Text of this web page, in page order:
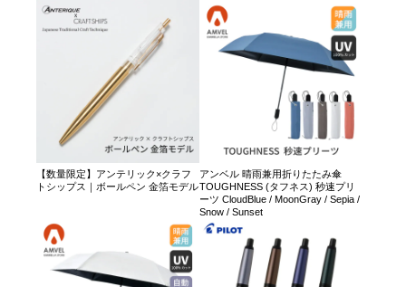
【数量限定】アンテリック×クラフ
トシップス｜ボールペン 金箔モデル
アンベル 晴雨兼用折りたたみ傘
TOUGHNESS (タフネス) 秒速プリ
ーツ CloudBlue / MoonGray / Sepia /
Snow / Sunset